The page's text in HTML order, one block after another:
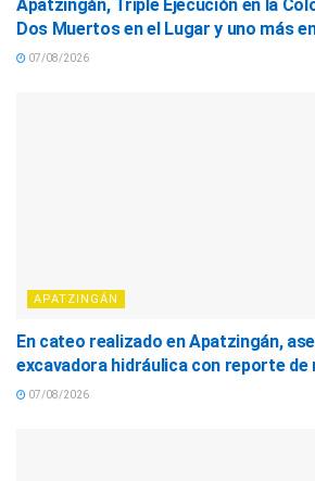
Apatzingán, Triple Ejecución en la
Dos Muertos en el Lugar y uno más
07/08/2026
APATZINGÁN
En cateo realizado en Apatzingán,
excavadora hidráulica con reporte de
07/08/2026